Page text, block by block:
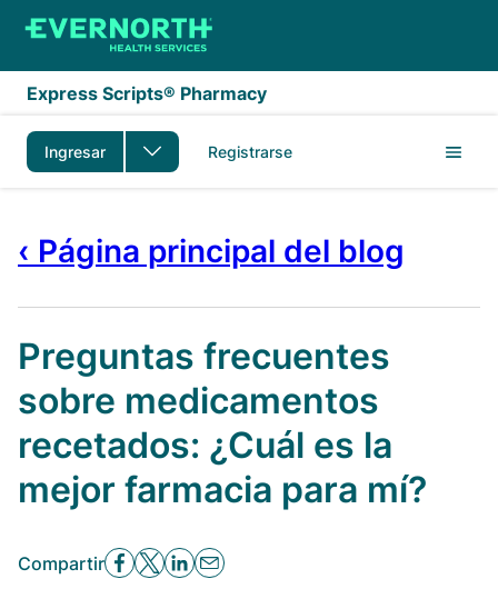
Saltar al contenido principal
Express Scripts® Pharmacy
Ingresar Registrarse
‹ Página principal del blog
Preguntas frecuentes
sobre medicamentos
recetados: ¿Cuál es la
mejor farmacia para mí?
Compartir